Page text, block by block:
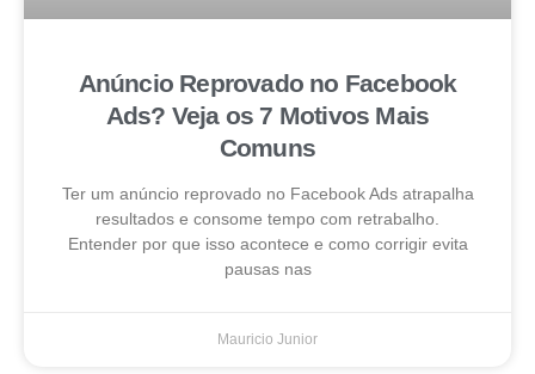
Anúncio Reprovado no Facebook
Ads? Veja os 7 Motivos Mais
Comuns
Ter um anúncio reprovado no Facebook Ads atrapalha
resultados e consome tempo com retrabalho.
Entender por que isso acontece e como corrigir evita
pausas nas
Mauricio Junior